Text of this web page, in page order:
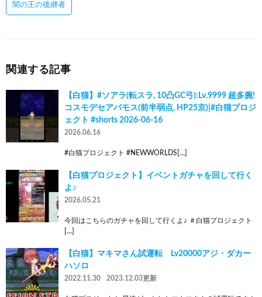
闇の王の後継者
関連する記事
【白猫】#ソアラ(転スラ, 10凸GC弓):Lv.9999 超多腕!
コスモデセアバモス(前半弱点, HP25京)|#白猫プロジ
ェクト #shorts 2026-06-16
2026.06.16
#白猫プロジェクト #NEWWORLDS[…]
【白猫プロジェクト】イベントガチャを回して行く
よ♪
2026.05.21
今回はこちらのガチャを回して行くよ♪ ＃白猫プロジェクト
[…]
【白猫】マキマさん試運転 Lv20000アジ・ダカー
ハソロ
2022.11.30 2023.12.03更新